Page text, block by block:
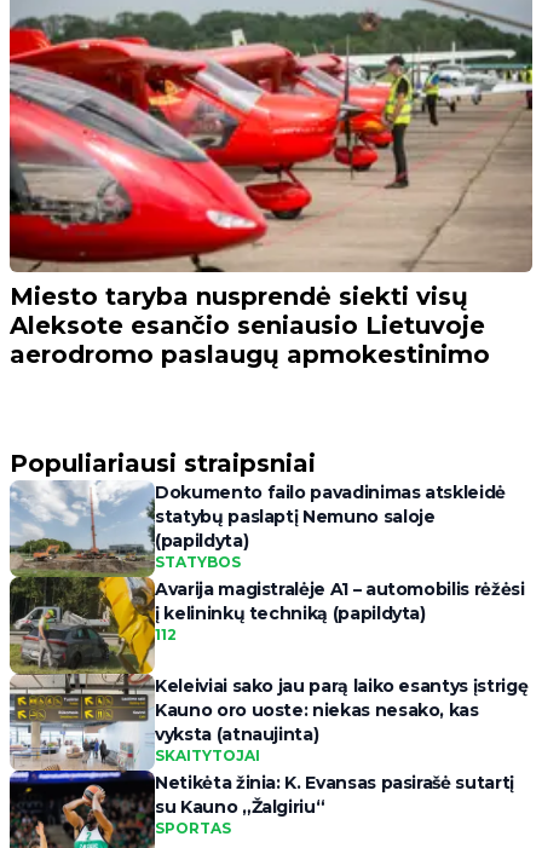
Miesto taryba nusprendė siekti visų
Aleksote esančio seniausio Lietuvoje
aerodromo paslaugų apmokestinimo
Populiariausi straipsniai
Dokumento failo pavadinimas atskleidė
statybų paslaptį Nemuno saloje
(papildyta)
STATYBOS
Avarija magistralėje A1 – automobilis rėžėsi
į kelininkų techniką (papildyta)
112
Keleiviai sako jau parą laiko esantys įstrigę
Kauno oro uoste: niekas nesako, kas
vyksta (atnaujinta)
SKAITYTOJAI
Netikėta žinia: K. Evansas pasirašė sutartį
su Kauno „Žalgiriu“
SPORTAS